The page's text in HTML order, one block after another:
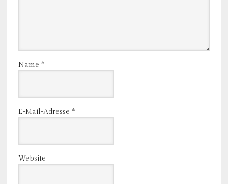
Name *
E-Mail-Adresse *
Website